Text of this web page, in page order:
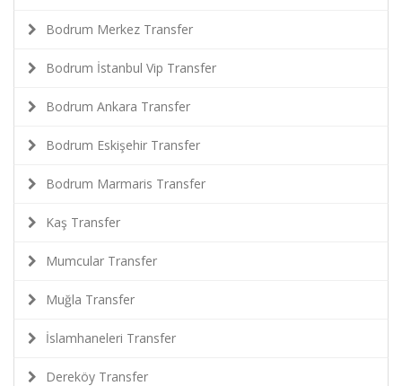
Bodrum Merkez Transfer
Bodrum İstanbul Vip Transfer
Bodrum Ankara Transfer
Bodrum Eskişehir Transfer
Bodrum Marmaris Transfer
Kaş Transfer
Mumcular Transfer
Muğla Transfer
İslamhaneleri Transfer
Dereköy Transfer